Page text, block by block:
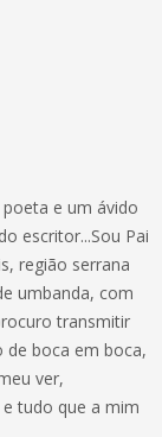
e um ávido
escritor...Sou Pai
região serrana
umbanda, com
transmitir
de boca em boca,
ver,
tudo que a mim